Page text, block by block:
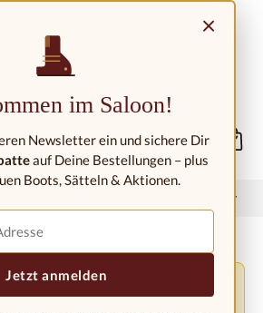
Dětské westernové boty
dopravy v důsledku nařízení EU
×
im Saloon!
Newsletter ein und sichere Dir
auf Deine Bestellungen – plus
Boots, Sätteln & Aktionen.
Jetzt anmelden